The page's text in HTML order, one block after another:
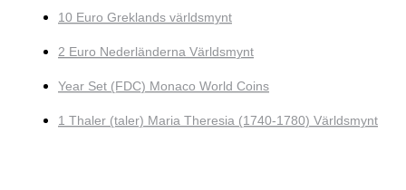
10 Euro Greklands världsmynt
2 Euro Nederländerna Världsmynt
Year Set (FDC) Monaco World Coins
1 Thaler (taler) Maria Theresia (1740-1780) Världsmynt